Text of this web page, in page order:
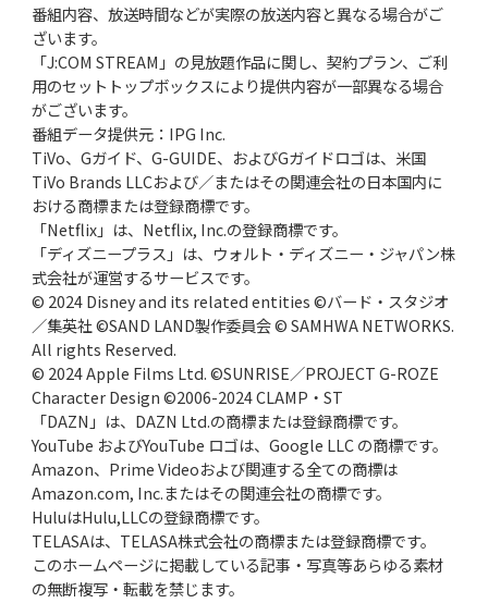
番組内容、放送時間などが実際の放送内容と異なる場合がご
ざいます。
「J:COM STREAM」の見放題作品に関し、契約プラン、ご利
用のセットトップボックスにより提供内容が一部異なる場合
がございます。
番組データ提供元：IPG Inc.
TiVo、Gガイド、G-GUIDE、およびGガイドロゴは、米国
TiVo Brands LLCおよび／またはその関連会社の日本国内に
おける商標または登録商標です。
「Netflix」は、Netflix, Inc.の登録商標です。
「ディズニープラス」は、ウォルト・ディズニー・ジャパン株
式会社が運営するサービスです。
© 2024 Disney and its related entities ©バード・スタジオ
／集英社 ©SAND LAND製作委員会 © SAMHWA NETWORKS.
All rights Reserved.
© 2024 Apple Films Ltd. ©SUNRISE／PROJECT G-ROZE
Character Design ©2006-2024 CLAMP・ST
「DAZN」は、DAZN Ltd.の商標または登録商標です。
YouTube およびYouTube ロゴは、Google LLC の商標です。
Amazon、Prime Videoおよび関連する全ての商標は
Amazon.com, Inc.またはその関連会社の商標です。
HuluはHulu,LLCの登録商標です。
TELASAは、TELASA株式会社の商標または登録商標です。
このホームページに掲載している記事・写真等あらゆる素材
の無断複写・転載を禁じます。